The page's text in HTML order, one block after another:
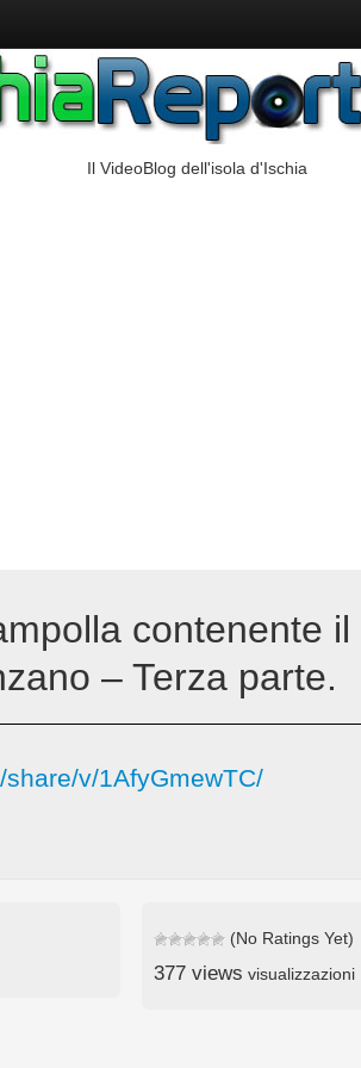
Il VideoBlog dell'isola d'Ischia
contenente
– Terza parte.
v/1AfyGmewTC/
(No Ratings Yet)
377 views visualizzazioni